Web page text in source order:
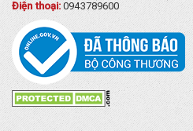
Điện thoại:0943789600